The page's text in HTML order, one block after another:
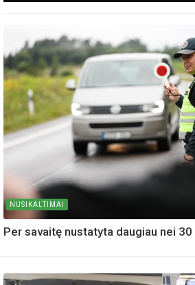
NUSIKALTIMAI
Per savaitę nustatyta daugiau nei